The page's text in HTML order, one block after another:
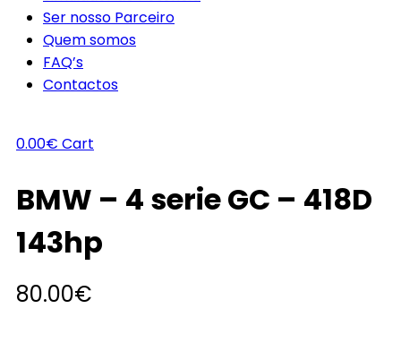
Ser nosso Parceiro
Quem somos
FAQ’s
Contactos
0.00€ Cart
BMW – 4 serie GC – 418D
143hp
80.00€